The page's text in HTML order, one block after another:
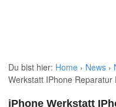
Du bist hier: Home › News ›
Werkstatt IPhone Reparatur
iPhone Werkstatt